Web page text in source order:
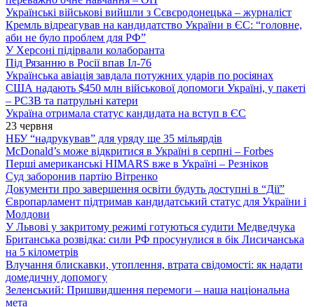
Українські військові вийшли з Сєвєродонецька – журналіст
Кремль відреагував на кандидатство України в ЄС: “головне,
аби не було проблем для РФ”
У Херсоні підірвали колаборанта
Під Рязанню в Росії впав Іл-76
Українська авіація завдала потужних ударів по росіянах
США надають $450 млн військової допомоги Україні, у пакеті
– РСЗВ та патрульні катери
Україна отримала статус кандидата на вступ в ЄС
23 червня
НБУ “надрукував” для уряду ще 35 мільярдів
McDonald’s може відкритися в Україні в серпні – Forbes
Перші американські HIMARS вже в Україні – Резніков
Суд заборонив партію Вітренко
Документи про завершення освіти будуть доступні в “Дії”
Європарламент підтримав кандидатський статус для України і
Молдови
У Львові у закритому режимі готуються судити Медведчука
Британська розвідка: сили РФ просунулися в бік Лисичанська
на 5 кілометрів
Влучання блискавки, утоплення, втрата свідомості: як надати
домедичну допомогу
Зеленський: Пришвидшення перемоги – наша національна
мета